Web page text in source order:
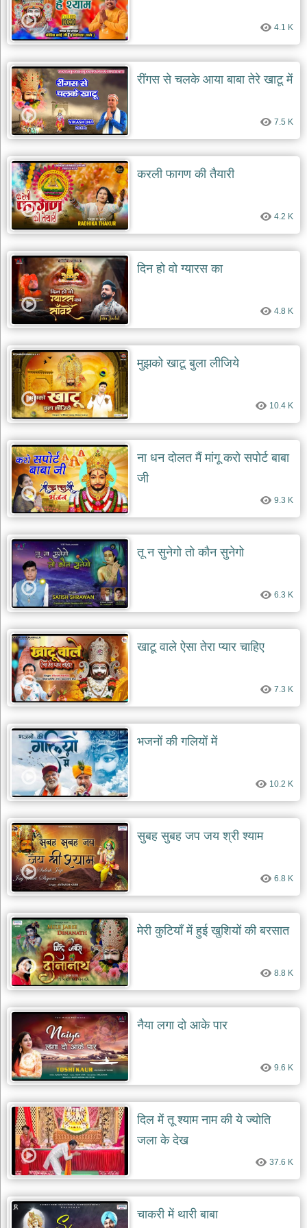
देश
भक्ति
patriotic
bhajans
खाटू
श्याम
भजन
khatu
bhajans
रानी
सती
दादी
भजन
rani
dadi
bhajans
बावा
लाल
दयाल
भजन
lal
dayal
bhajans
शनि
देव
भजन
dev
bhajans
आज
का
भजन
bhajan
of
day
भजन
जोड़ें
add
bhajans
4.1 K
रींगस से चलके आया बाबा तेरे खाटू में
7.5 K
करली फागण की तैयारी
4.2 K
दिन हो वो ग्यारस का
4.8 K
मुझको खाटू बुला लीजिये
10.4 K
ना धन दोलत मैं मांगू करो सपोर्ट बाबा
जी
9.3 K
तू न सुनेगो तो कौन सुनेगो
6.3 K
खाटू वाले ऐसा तेरा प्यार चाहिए
7.3 K
भजनों की गलियों में
10.2 K
सुबह सुबह जप जय श्री श्याम
6.8 K
मेरी कुटियाँ में हुई खुशियों की बरसात
8.8 K
नैया लगा दो आके पार
9.6 K
दिल में तू श्याम नाम की ये ज्योति
जला के देख
37.6 K
चाकरी में थारी बाबा